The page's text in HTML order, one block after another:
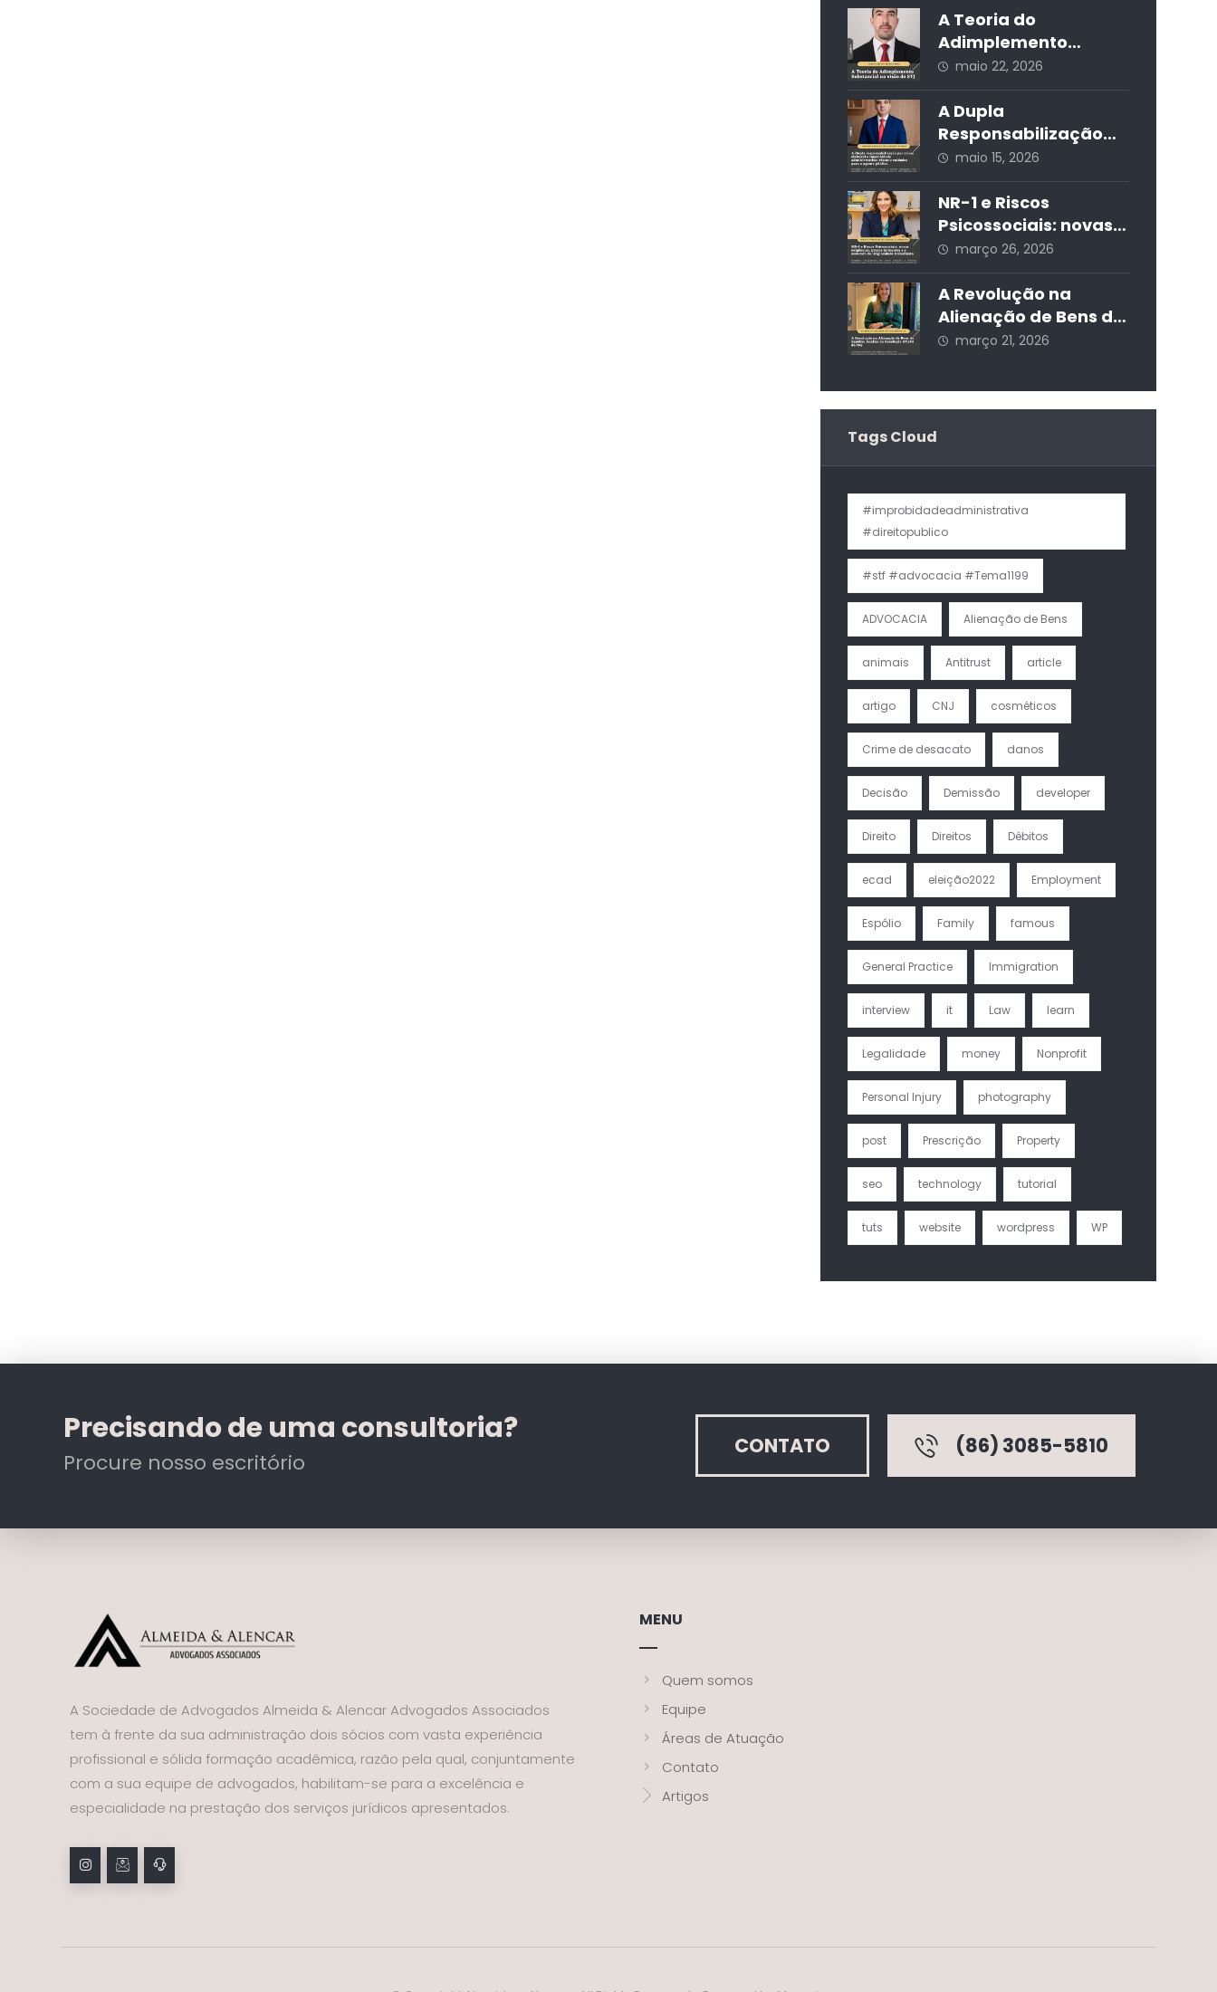
impactos jurídicos e
sociais
A Teoria do
Adimplemento
Substancial na visão
do STJ
maio 22, 2026
A Dupla
Responsabilização
por Crime Eleitoral e
Improbidade
Administrativa:
Riscos e Cuidados
para o Agente
Público
maio 15, 2026
NR-1 e Riscos
Psicossociais: novas
exigências, prazos
iminentes e o
aumento da
litigiosidade
trabalhista
março 26, 2026
A Revolução na
Alienação de Bens do
Espólio: Análise da
março 21, 2026
Tags Cloud
#improbidadeadministrativa
#direitopublico
#stf #advocacia #Tema1199
ADVOCACIA Alienação de Bens
animais Antitrust article
artigo CNJ cosméticos
Crime de desacato danos
Decisão Demissão developer
Direito Direitos Débitos
ecad eleição2022 Employment
Espólio Family famous
General Practice Immigration
interview it Law learn
Legalidade money Nonprofit
Personal Injury photography
post Prescrição Property
seo technology tutorial
tuts website wordpress WP
Precisando de uma consultoria?
Procure nosso escritório
CONTATO (86) 3085-5810
A Sociedade de Advogados Almeida & Alencar Advogados Associados
tem à frente da sua administração dois sócios com vasta experiência
profissional e sólida formação acadêmica, razão pela qual, conjuntamente
com a sua equipe de advogados, habilitam-se para a excelência e
especialidade na prestação dos serviços jurídicos apresentados.
MENU
Quem somos
Equipe
Áreas de Atuação
Contato
Artigos